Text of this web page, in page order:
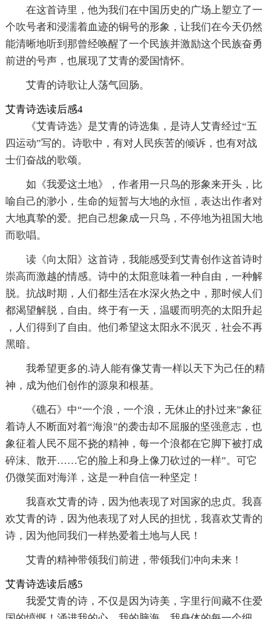
在这首诗里，他为我们在中国历史的广场上塑立了一
个吹号者和浸濡着血迹的铜号的形象，让我们在今天仍然
能清晰地听到那曾经唤醒了一个民族并激励这个民族奋勇
前进的号声，也展现了艾青的爱国情怀。
艾青的诗歌让人荡气回肠。
艾青诗选读后感4
《艾青诗选》是艾青的诗选集，是诗人艾青经过“五
四运动”写的。诗歌中，有对人民疾苦的倾诉，也有对战
士们奋战的歌颂。
如《我爱这土地》，作者用一只鸟的形象来开头，比
喻自己的渺小，生命的短暂与大地的永恒，表达出作者对
大地真挚的爱。把自己想象成一只鸟，不停地为祖国大地
而歌唱。
读《向太阳》这首诗，我能感受到艾青创作这首诗时
崇高而激越的情感。诗中的太阳意味着一种自由，一种解
脱。抗战时期，人们都生活在水深火热之中，那时候人们
都渴望解脱，自由。终于有一天，温暖而明亮的太阳升起
，人们得到了自由。他们希望这太阳永不泯灭，社会不再
黑暗。
我希望更多的.诗人能有像艾青一样以天下为己任的精
神，成为他们创作的源泉和根基。
《礁石》中“一个浪，一个浪，无休止的扑过来”象征
着诗人不断面对着“海浪”的袭击却不屈服的坚强意志，也
象征着人民不屈不挠的精神，每一个浪都在它脚下被打成
碎沫、散开……它的脸上和身上像刀砍过的一样”。可它
仍微笑面对海洋，这是一种自信一种坚定！
我喜欢艾青的诗，因为他表现了对国家的忠贞。我喜
欢艾青的诗，因为他表现了对人民的担忧，我喜欢艾青的
诗，因为他同我们一样热爱着土地与人民！
艾青的精神带领我们前进，带领我们冲向未来！
艾青诗选读后感5
我爱艾青的诗，不仅是因为诗美，字里行间藏不住爱